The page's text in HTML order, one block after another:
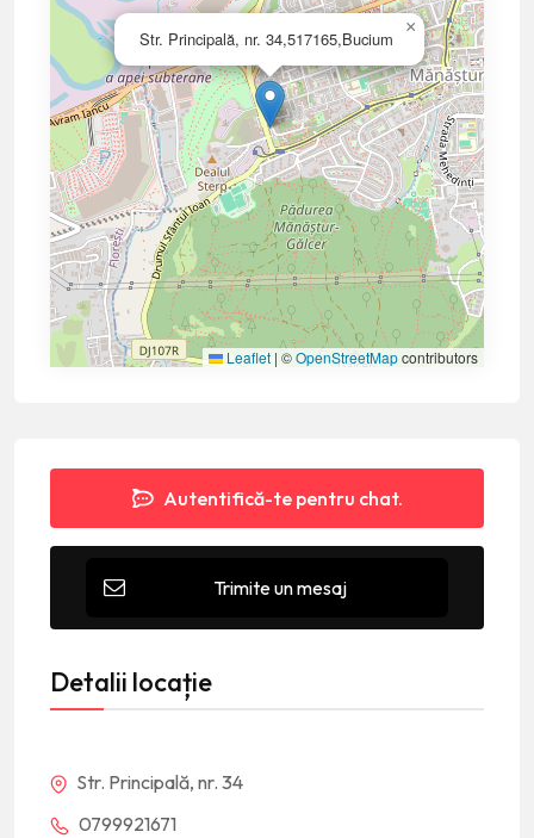
Str. Principală, nr. 34,517165,Bucium
×
Leaflet | ©OpenStreetMapcontributors
Autentifică-te pentru chat.
Trimite un mesaj
Detalii locație
Str. Principală, nr. 34
0799921671